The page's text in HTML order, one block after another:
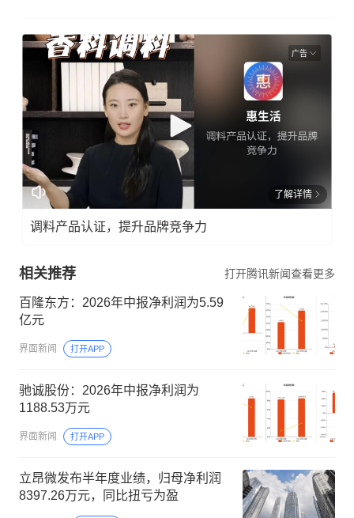
广告
了解详情
调料产品认证，提升品牌竞争力
相关推荐 打开腾讯新闻查看更多
百隆东方：2026年中报净利润为5.59
亿元
界面新闻 打开APP
驰诚股份：2026年中报净利润为
1188.53万元
界面新闻 打开APP
立昂微发布半年度业绩，归母净利润
8397.26万元，同比扭亏为盈